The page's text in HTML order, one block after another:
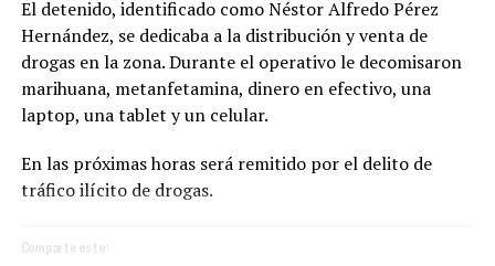
Según el reporte fiscal, Osegueda Claros se aprovechó
de su cargo como maestro de la institución para
cometer el delito.
Las agresiones sexuales fueron denunciadas por el 22 de
proceso penal.
El detenido, identificado como Néstor Alfredo Pérez
Hernández, se dedicaba a la distribución y venta de
drogas en la zona. Durante el operativo le decomisaron
marihuana, metanfetamina, dinero en efectivo, una
laptop, una tablet y un celular.
En las próximas horas será remitido por el delito de
tráfico ilícito de drogas.
Comparte esto: